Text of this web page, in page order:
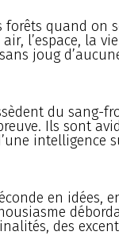
forêts quand on
l’espace, la
joug
du sang-
Ils sont
intelligence
en idées,
des